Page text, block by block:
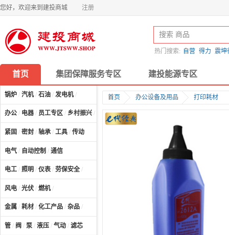
您好，欢迎来到建投商城 注册
热门搜索: 自营 得力 震坤
首页 集团保障服务专区 建投能源专区
锅炉 / 汽机/ 石油 / 发电机/
办公 / 电器 / 员工专区 / 乡村振兴 / 计算机及配件/
紧固 / 密封 / 轴承 / 工具 / 传动
电气 / 自动控制 / 通信
电工 / 照明 / 仪表 / 劳保安全 /
风电 / 光伏 / 燃机/
金属 / 耗材 / 化工产品 / 杂品 /
管 / 阀 / 泵 / 液压 / 气动 / 滤芯
首页 办公设备及用品 打印耗材